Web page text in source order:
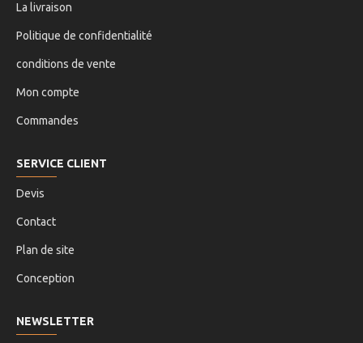
La livraison
Politique de confidentialité
conditions de vente
Mon compte
Commandes
SERVICE CLIENT
Devis
Contact
Plan de site
Conception
NEWSLETTER